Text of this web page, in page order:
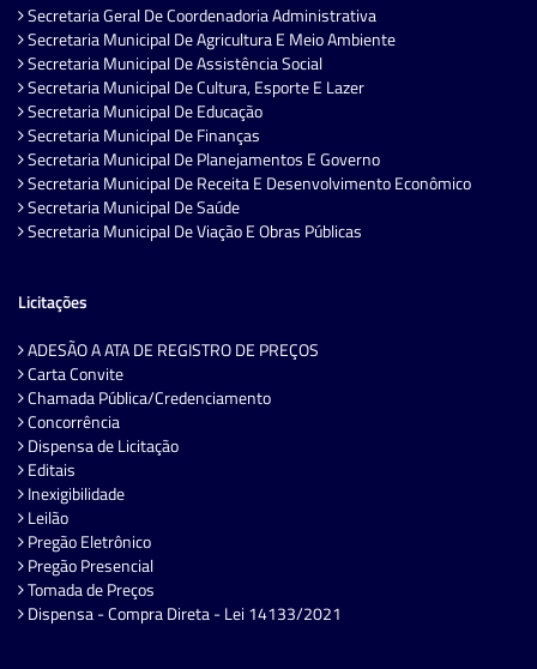
Secretaria Geral De Coordenadoria Administrativa
Secretaria Municipal De Agricultura E Meio Ambiente
Secretaria Municipal De Assistência Social
Secretaria Municipal De Cultura, Esporte E Lazer
Secretaria Municipal De Educação
Secretaria Municipal De Finanças
Secretaria Municipal De Planejamentos E Governo
Secretaria Municipal De Receita E Desenvolvimento Econômico
Secretaria Municipal De Saúde
Secretaria Municipal De Viação E Obras Públicas
Licitações
ADESÃO A ATA DE REGISTRO DE PREÇOS
Carta Convite
Chamada Pública/Credenciamento
Concorrência
Dispensa de Licitação
Editais
Inexigibilidade
Leilão
Pregão Eletrônico
Pregão Presencial
Tomada de Preços
Dispensa - Compra Direta - Lei 14133/2021